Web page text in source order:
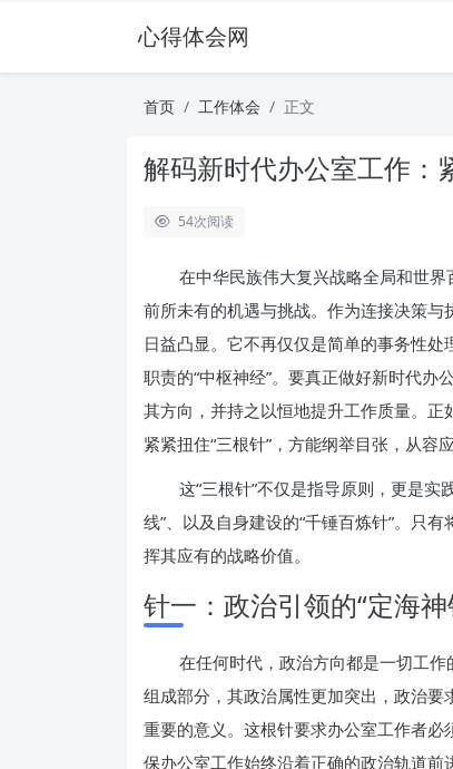
心得体会网
首页 工作体会 正文
解码新时代办公室工作：
54次阅读
在中华民族伟大复兴战略全局和世
前所未有的机遇与挑战。作为连接决策
日益凸显。它不再仅仅是简单的事务性
职责的“中枢神经”。要真正做好新时代
其方向，并持之以恒地提升工作质量。正
紧紧扭住“三根针”，方能纲举目张，从容
这“三根针”不仅是指导原则，更是实
线”、以及自身建设的“千锤百炼针”。只
挥其应有的战略价值。
针一：政治引领的“定海
在任何时代，政治方向都是一切工
组成部分，其政治属性更加突出，政治要
重要的意义。这根针要求办公室工作者
保办公室工作始终沿着正确的政治轨道前